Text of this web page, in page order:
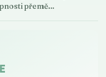
přemě…